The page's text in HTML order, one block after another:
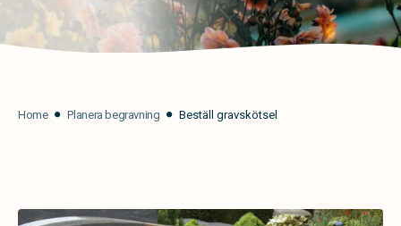
Home Planera begravning Beställ gravskötsel